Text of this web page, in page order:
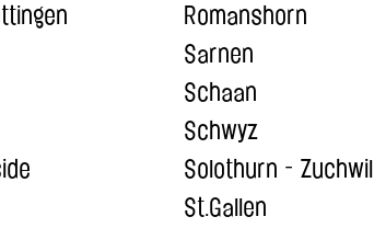
Romanshorn
Sarnen
Schaan
Schwyz
Solothurn - Zuchwil
St.Gallen